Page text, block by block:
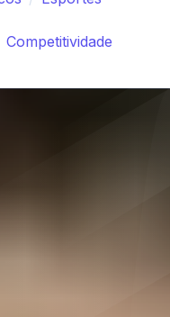
Competitividade